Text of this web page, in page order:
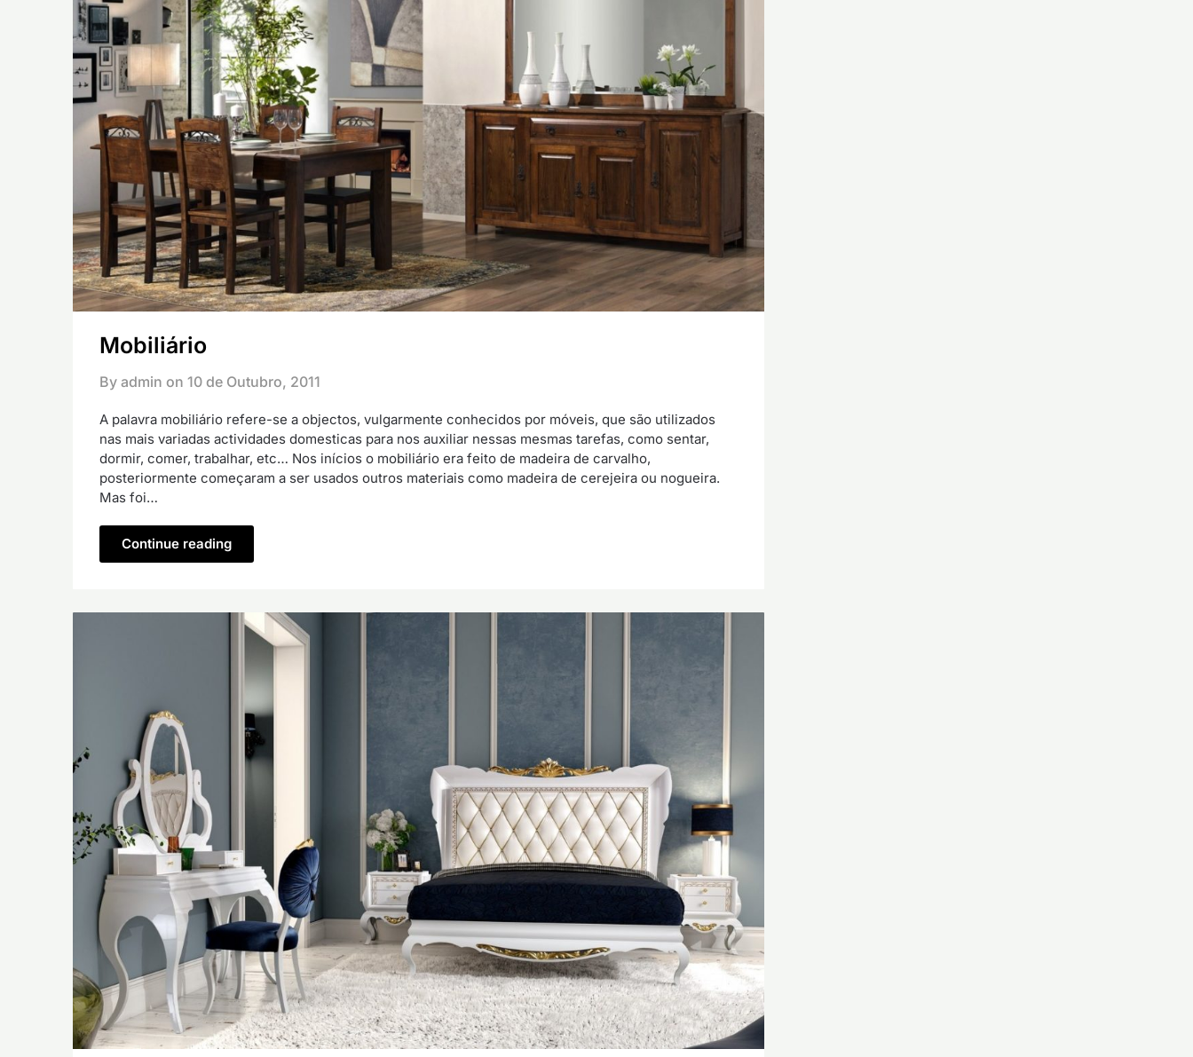
Mobiliário
By admin on 10 de Outubro, 2011
A palavra mobiliário refere-se a objectos, vulgarmente conhecidos por móveis, que são utilizados
nas mais variadas actividades domesticas para nos auxiliar nessas mesmas tarefas, como sentar,
dormir, comer, trabalhar, etc… Nos inícios o mobiliário era feito de madeira de carvalho,
posteriormente começaram a ser usados outros materiais como madeira de cerejeira ou nogueira.
Mas foi…
Continue reading